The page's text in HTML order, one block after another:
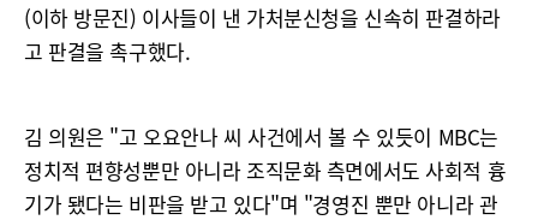
(이하 방문진) 이사들이 낸 가처분신청을 신속히 판결하라
고 판결을 촉구했다.
김 의원은 "고 오요안나 씨 사건에서 볼 수 있듯이 MBC는
정치적 편향성뿐만 아니라 조직문화 측면에서도 사회적 흉
기가 됐다는 비판을 받고 있다"며 "경영진 뿐만 아니라 관